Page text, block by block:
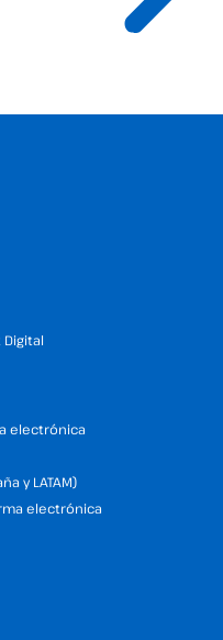
Digital
electrónica
y LATAM)
electrónica